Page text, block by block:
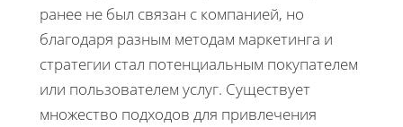
ранее не был связан с компанией, но
благодаря разным методам маркетинга и
стратегии стал потенциальным покупателем
или пользователем услуг. Существует
множество подходов для привлечения